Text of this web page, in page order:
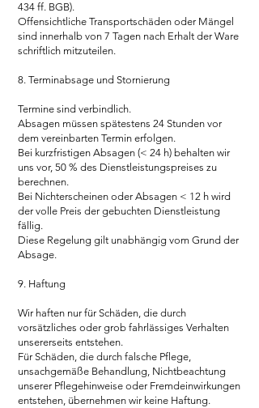
434 ff. BGB).
Offensichtliche Transportschäden oder Mängel
sind innerhalb von 7 Tagen nach Erhalt der Ware
schriftlich mitzuteilen.
8. Terminabsage und Stornierung
Termine sind verbindlich.
Absagen müssen spätestens 24 Stunden vor
dem vereinbarten Termin erfolgen.
Bei kurzfristigen Absagen (< 24 h) behalten wir
uns vor, 50 % des Dienstleistungspreises zu
berechnen.
Bei Nichterscheinen oder Absagen < 12 h wird
der volle Preis der gebuchten Dienstleistung
fällig.
Diese Regelung gilt unabhängig vom Grund der
Absage.
9. Haftung
Wir haften nur für Schäden, die durch
vorsätzliches oder grob fahrlässiges Verhalten
unsererseits entstehen.
Für Schäden, die durch falsche Pflege,
unsachgemäße Behandlung, Nichtbeachtung
unserer Pflegehinweise oder Fremdeinwirkungen
entstehen, übernehmen wir keine Haftung.